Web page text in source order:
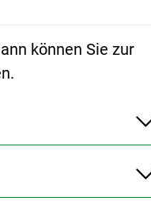
können Sie zur